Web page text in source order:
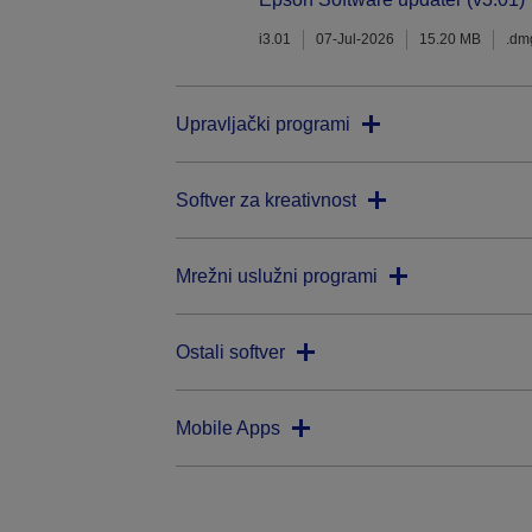
i3.01 07-Jul-2026 15.20 MB
Upravljački programi
Softver za kreativnost
Mrežni uslužni programi
Ostali softver
Mobile Apps